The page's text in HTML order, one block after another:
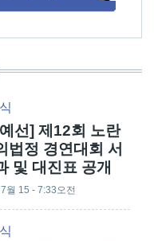
선] 제12회 노란
법정 경연대회 서
및 대진표 공개
월 15 - 7:33오전